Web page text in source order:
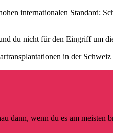
internationalen Standard:
du nicht für den Eingriff um
in der
dann, wenn du es am meisten